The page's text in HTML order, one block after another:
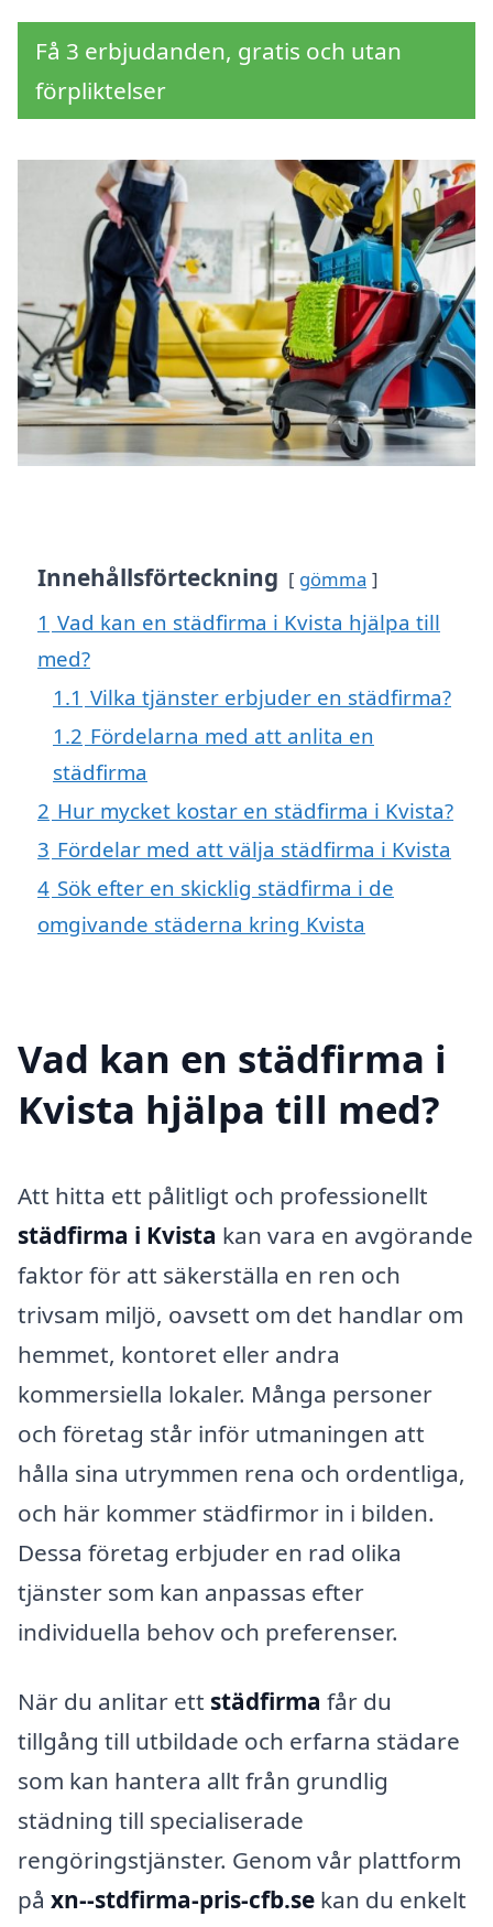
Få 3 erbjudanden, gratis och utan
förpliktelser
Innehållsförteckning gömma
1 Vad kan en städfirma i Kvista hjälpa till
med?
1.1 Vilka tjänster erbjuder en städfirma?
1.2 Fördelarna med att anlita en
städfirma
2 Hur mycket kostar en städfirma i Kvista?
3 Fördelar med att välja städfirma i Kvista
4 Sök efter en skicklig städfirma i de
omgivande städerna kring Kvista
Vad kan en städfirma i
Kvista hjälpa till med?
Att hitta ett pålitligt och professionellt
städfirma i Kvista kan vara en avgörande
faktor för att säkerställa en ren och
trivsam miljö, oavsett om det handlar om
hemmet, kontoret eller andra
kommersiella lokaler. Många personer
och företag står inför utmaningen att
hålla sina utrymmen rena och ordentliga,
och här kommer städfirmor in i bilden.
Dessa företag erbjuder en rad olika
tjänster som kan anpassas efter
individuella behov och preferenser.
När du anlitar ett städfirma får du
tillgång till utbildade och erfarna städare
som kan hantera allt från grundlig
städning till specialiserade
rengöringstjänster. Genom vår plattform
på xn--stdfirma-pris-cfb.se kan du enkelt